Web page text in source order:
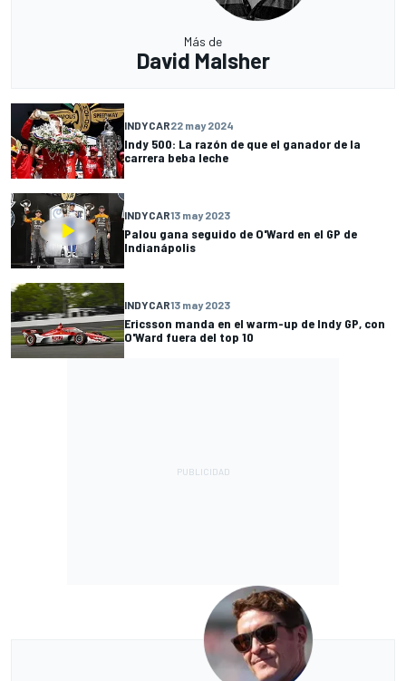
Más de
David Malsher
INDYCAR22 may 2024
Indy 500: La razón de que el ganador de la
carrera beba leche
INDYCAR13 may 2023
Palou gana seguido de O'Ward en el GP de
Indianápolis
INDYCAR13 may 2023
Ericsson manda en el warm-up de Indy GP, con
O'Ward fuera del top 10